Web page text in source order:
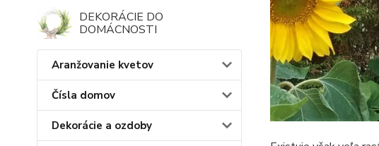
DEKORÁCIE DO
DOMÁCNOSTI
Aranžovanie kvetov
Čísla domov
Dekorácie a ozdoby